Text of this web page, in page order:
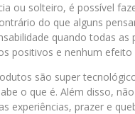
ou solteiro, é possível
do que alguns
quando todas as
positivos e nenhum efeito
são super
o que é. Além disso,
experiências, prazer e